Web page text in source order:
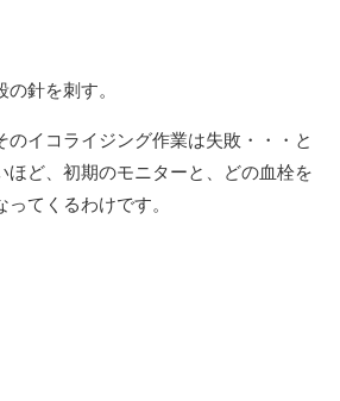
針を刺す。
のイコライジング作業は失敗・・・と
ほど、初期のモニターと、どの血栓を
てくるわけです。